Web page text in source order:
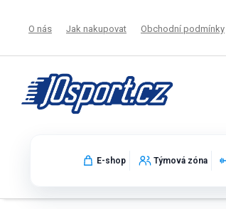
O nás Jak nakupovat Obchodní podmínky
E-shop Týmová zóna